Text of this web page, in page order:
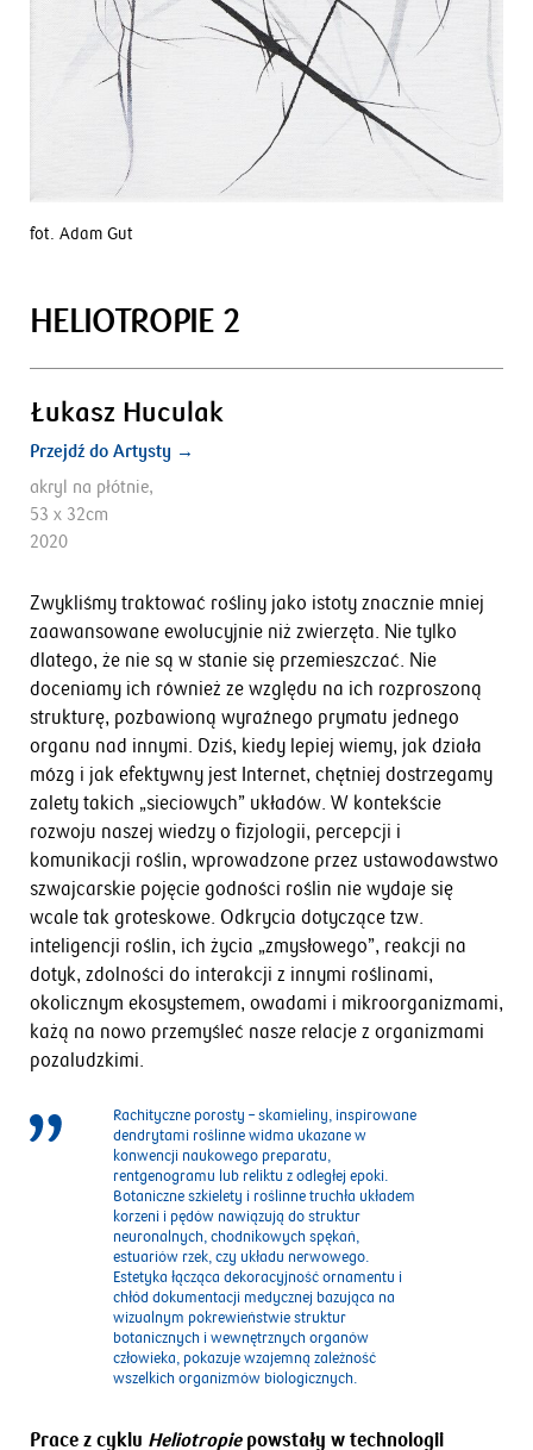
fot. Adam Gut
HELIOTROPIE 2
Łukasz Huculak
Przejdź do Artysty →
akryl na płótnie,
53 x 32cm
2020
Zwykliśmy traktować rośliny jako istoty znacznie mniej
zaawansowane ewolucyjnie niż zwierzęta. Nie tylko
dlatego, że nie są w stanie się przemieszczać. Nie
doceniamy ich również ze względu na ich rozproszoną
strukturę, pozbawioną wyraźnego prymatu jednego
organu nad innymi. Dziś, kiedy lepiej wiemy, jak działa
mózg i jak efektywny jest Internet, chętniej dostrzegamy
zalety takich „sieciowych” układów. W kontekście
rozwoju naszej wiedzy o fizjologii, percepcji i
komunikacji roślin, wprowadzone przez ustawodawstwo
szwajcarskie pojęcie godności roślin nie wydaje się
wcale tak groteskowe. Odkrycia dotyczące tzw.
inteligencji roślin, ich życia „zmysłowego”, reakcji na
dotyk, zdolności do interakcji z innymi roślinami,
okolicznym ekosystemem, owadami i mikroorganizmami,
każą na nowo przemyśleć nasze relacje z organizmami
pozaludzkimi.
Rachityczne porosty – skamieliny, inspirowane
dendrytami roślinne widma ukazane w
konwencji naukowego preparatu,
rentgenogramu lub reliktu z odległej epoki.
Botaniczne szkielety i roślinne truchła układem
korzeni i pędów nawiązują do struktur
neuronalnych, chodnikowych spękań,
estuariów rzek, czy układu nerwowego.
Estetyka łącząca dekoracyjność ornamentu i
chłód dokumentacji medycznej bazująca na
wizualnym pokrewieństwie struktur
botanicznych i wewnętrznych organów
człowieka, pokazuje wzajemną zależność
wszelkich organizmów biologicznych.
Prace z cyklu Heliotropiepowstały w technologii